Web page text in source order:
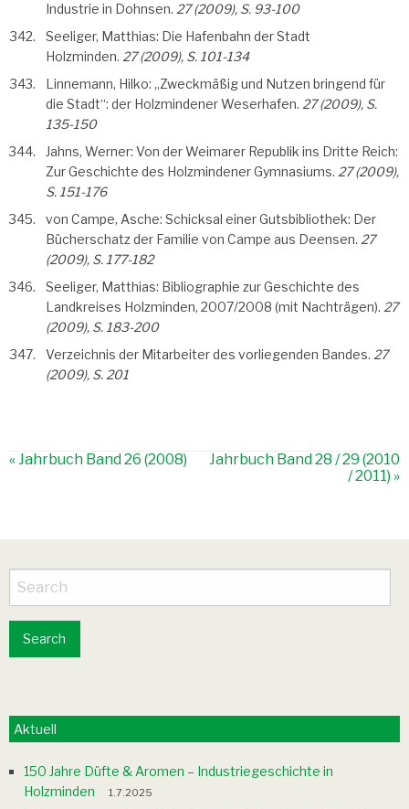
Industrie in Dohnsen. 27 (2009), S. 93-100
Seeliger, Matthias: Die Hafenbahn der Stadt
Holzminden. 27 (2009), S. 101-134
Linnemann, Hilko: „Zweckmäßig und Nutzen bringend für
die Stadt“: der Holzmindener Weserhafen. 27 (2009), S.
135-150
Jahns, Werner: Von der Weimarer Republik ins Dritte Reich:
Zur Geschichte des Holzmindener Gymnasiums. 27 (2009),
S. 151-176
von Campe, Asche: Schicksal einer Gutsbibliothek: Der
Bücherschatz der Familie von Campe aus Deensen. 27
(2009), S. 177-182
Seeliger, Matthias: Bibliographie zur Geschichte des
Landkreises Holzminden, 2007/2008 (mit Nachträgen). 27
(2009), S. 183-200
Verzeichnis der Mitarbeiter des vorliegenden Bandes. 27
(2009), S. 201
«Jahrbuch Band 26 (2008)
Jahrbuch Band 28 / 29 (2010
/ 2011) »
Aktuell
150 Jahre Düfte & Aromen – Industriegeschichte in
Holzminden
1.7.2025